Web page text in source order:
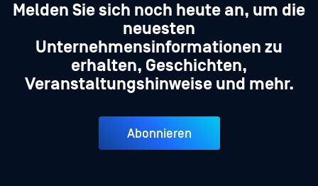
Melden Sie sich noch heute an, um die
neuesten
Unternehmensinformationen zu
erhalten, Geschichten,
Veranstaltungshinweise und mehr.
Abonnieren